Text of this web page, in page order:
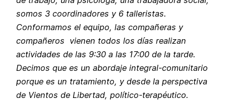
somos 3 coordinadores y 6 talleristas.
Conformamos el equipo, las compañeras y
compañeros vienen todos los días realizan
actividades de las 9:30 a las 17:00 de la tarde.
Decimos que es un abordaje integral-comunitario
porque es un tratamiento, y desde la perspectiva
de Vientos de Libertad, político-terapéutico.